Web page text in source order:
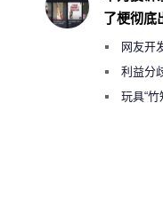
了梗彻底
网友开
绕梁”利益分
曾将华为
玩具“